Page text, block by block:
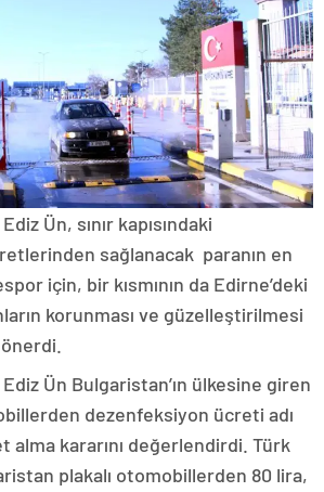
Ün, sınır kapısındaki
sağlanacak paranın en
için, bir kısmının da Edirne’deki
korunması ve güzelleştirilmesi
Ün Bulgaristan’ın ülkesine giren
dezenfeksiyon ücreti adı
alma kararını değerlendirdi. Türk
plakalı otomobillerden 80 lira,